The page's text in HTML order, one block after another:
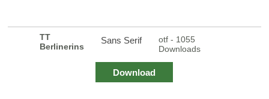
TT
Berlinerins
Sans Serif
otf - 1055
Downloads
Download